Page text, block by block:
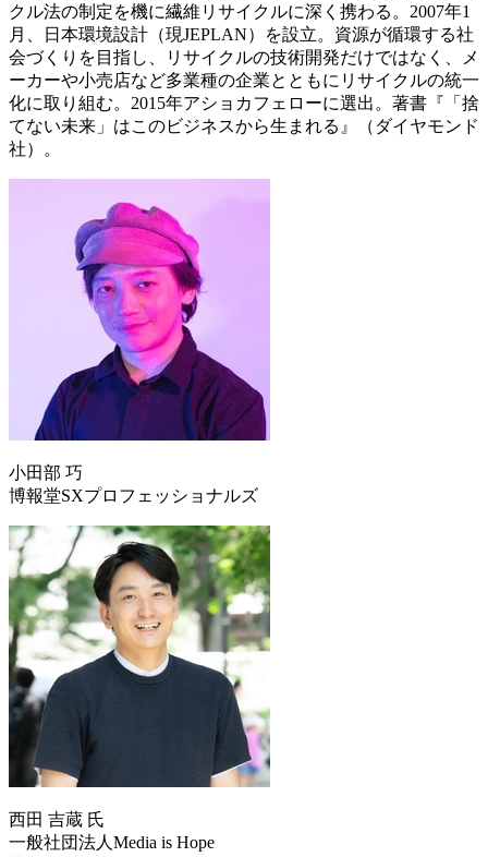
クル法の制定を機に繊維リサイクルに深く携わる。2007年1
月、日本環境設計（現JEPLAN）を設立。資源が循環する社
会づくりを目指し、リサイクルの技術開発だけではなく、メ
ーカーや小売店など多業種の企業とともにリサイクルの統一
化に取り組む。2015年アショカフェローに選出。著書『「捨
てない未来」はこのビジネスから生まれる』（ダイヤモンド
社）。
小田部 巧
博報堂SXプロフェッショナルズ
西田 吉蔵 氏
一般社団法人Media is Hope